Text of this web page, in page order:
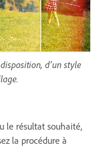
d’un style
le résultat souhaité,
la procédure à